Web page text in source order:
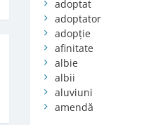
adoptat
adoptator
adopție
afinitate
albie
albii
aluviuni
amendă